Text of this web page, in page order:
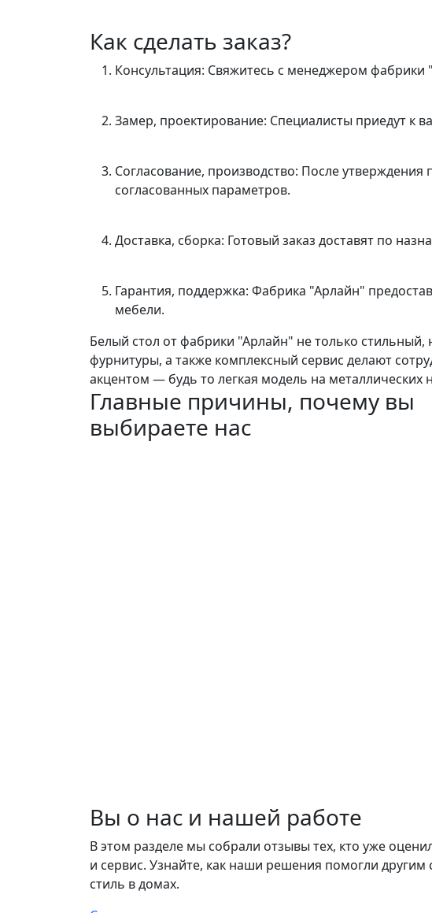
Как сделать заказ?
Консультация: Свяжитесь с менеджером фабрики
Замер, проектирование: Специалисты приедут к
Согласование, производство: После
согласованных параметров.
Доставка, сборка: Готовый заказ доставят по
Гарантия, поддержка: Фабрика "Арлайн"
мебели.
Белый стол от фабрики "Арлайн" не только
фурнитуры, а также комплексный сервис делают
акцентом — будь то легкая модель на металлических
Главные причины, почему вы
выбираете нас
Вы о нас и нашей работе
В этом разделе мы собрали отзывы тех, кто уже
и сервис. Узнайте, как наши решения помогли другим
стиль в домах.